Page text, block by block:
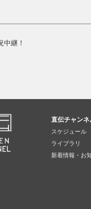
中継！
直伝チャン
スケジュール
ライブラリ
新着情報・お